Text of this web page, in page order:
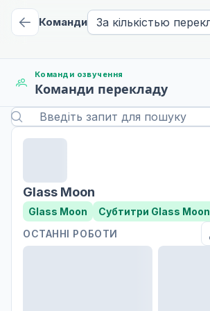
Команди За кількістью
Команди озвучення
Команди перекладу
Glass Moon
Glass Moon Субтитри Glass Moon
ОСТАННІ РОБОТИ